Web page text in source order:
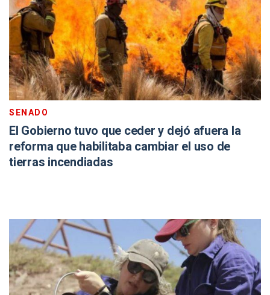
SENADO
El Gobierno tuvo que ceder y dejó afuera la
reforma que habilitaba cambiar el uso de
tierras incendiadas